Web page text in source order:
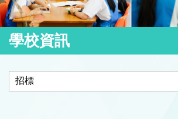
學校資訊